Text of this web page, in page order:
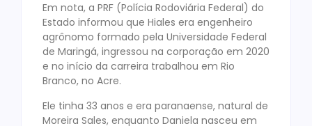
Em nota, a PRF (Polícia Rodoviária Federal) do
Estado informou que Hiales era engenheiro
agrônomo formado pela Universidade Federal
de Maringá, ingressou na corporação em 2020
e no início da carreira trabalhou em Rio
Branco, no Acre.
Ele tinha 33 anos e era paranaense, natural de
Moreira Sales, enquanto Daniela nasceu em